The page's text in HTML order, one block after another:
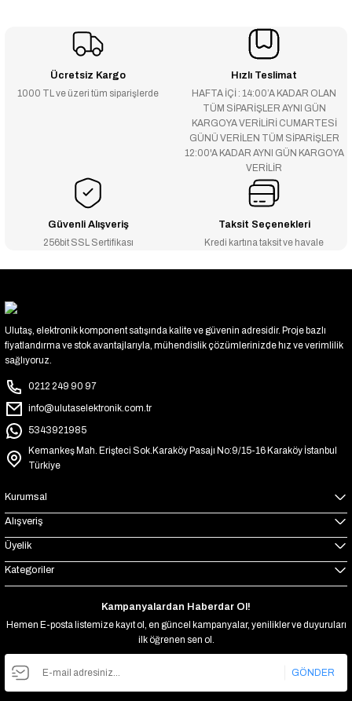
Ücretsiz Kargo
1000 TL ve üzeri tüm siparişlerde
Hızlı Teslimat
HAFTA İÇİ : 14:00’A KADAR OLAN
TÜM SİPARİŞLER AYNI GÜN
KARGOYA VERİLİRİ CUMARTESİ
GÜNÜ VERİLEN TÜM SİPARİŞLER
12:00'A KADAR AYNI GÜN KARGOYA
VERİLİR
Güvenli Alışveriş
256bit SSL Sertifikası
Taksit Seçenekleri
Kredi kartına taksit ve havale
Ulutaş, elektronik komponent satışında kalite ve güvenin adresidir. Proje bazlı
fiyatlandırma ve stok avantajlarıyla, mühendislik çözümlerinizde hız ve verimlilik
sağlıyoruz.
0212 249 90 97
info@ulutaselektronik.com.tr
5343921985
Kemankeş Mah. Erişteci Sok.Karaköy Pasajı No:9/15-16 Karaköy İstanbul
Türkiye
Kurumsal
Alışveriş
Üyelik
Kategoriler
Kampanyalardan Haberdar Ol!
Hemen E-posta listemize kayıt ol, en güncel kampanyalar, yenilikler ve duyuruları
ilk öğrenen sen ol.
GÖNDER